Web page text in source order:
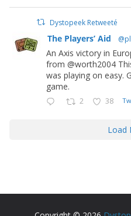
Dystopeek Retweeté
The Players’ Aid
An Axis victory in
from @worth2004
was playing on easy.
game.
2 38
Load